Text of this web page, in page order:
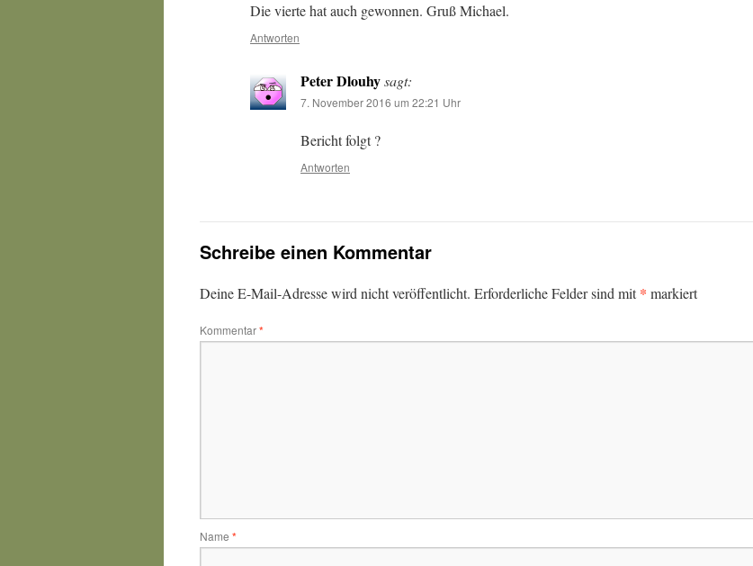
Die vierte hat auch gewonnen. Gruß Michael.
Antworten
Peter Dlouhysagt:
7. November 2016 um 22:21 Uhr
Bericht folgt ?
Antworten
Schreibe einen Kommentar
Deine E-Mail-Adresse wird nicht veröffentlicht. Erforderliche Felder sind mit* markiert
Kommentar*
Name *